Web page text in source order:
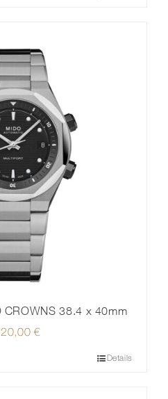
CROWNS 38.4 x 40mm
€
Details